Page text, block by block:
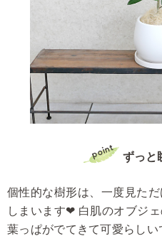
ずっと
個性的な樹形は、一度見た
しまいます❤ 白肌のオブジ
葉っぱがでてきて可愛らしい